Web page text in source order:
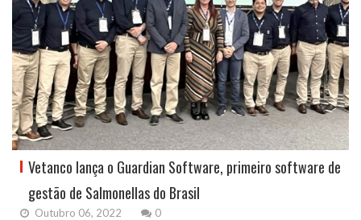
Vetanco lança o Guardian Software, primeiro software de
gestão de Salmonellas do Brasil
Outubro 06, 2022 0